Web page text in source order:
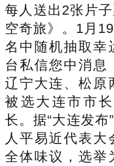
每人送出2张片
空奇旅》。1月
名中随机抽取幸
台私信您中消息
辽宁大连、松原
被选大连市市
长。据“大连发布
人平易近代表大
全体味议，选举